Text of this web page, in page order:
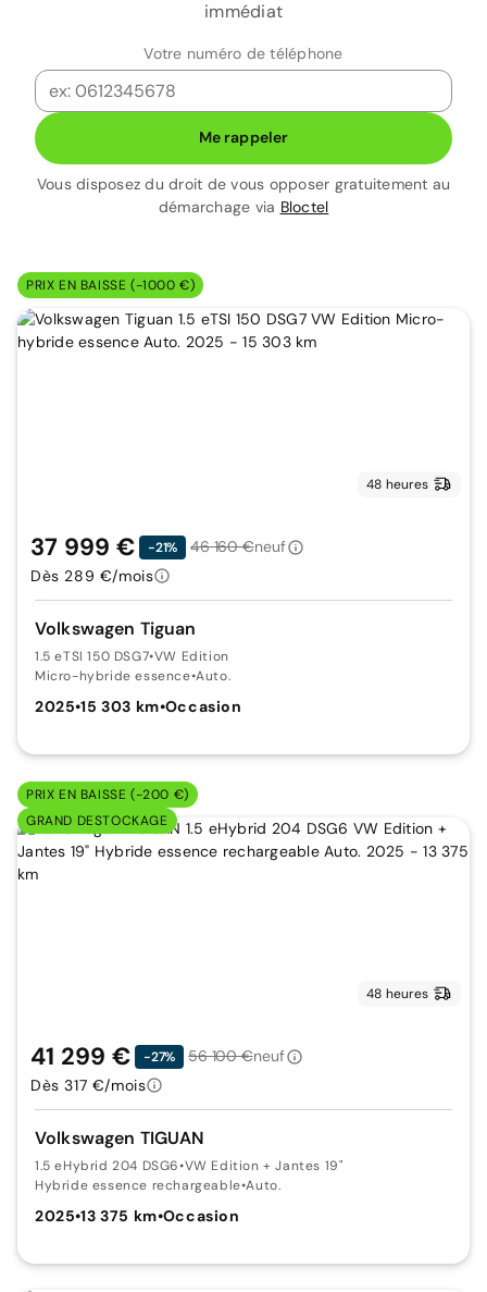
immédiat
Votre numéro de téléphone
Me rappeler
Vous disposez du droit de vous opposer gratuitement au
démarchage via Bloctel
PRIX EN BAISSE (-1000 €)
48 heures
Volkswagen Tiguan
1.5 eTSI 150 DSG7•VW Edition
Micro-hybride essence•Auto.
2025•15 303 km•Occasion
37 999 € -21% 46 160 €neuf
Dès 289 €/mois
PRIX EN BAISSE (-200 €)
GRAND DESTOCKAGE
48 heures
Volkswagen TIGUAN
1.5 eHybrid 204 DSG6•VW Edition + Jantes 19"
Hybride essence rechargeable•Auto.
2025•13 375 km•Occasion
41 299 € -27% 56 100 €neuf
Dès 317 €/mois